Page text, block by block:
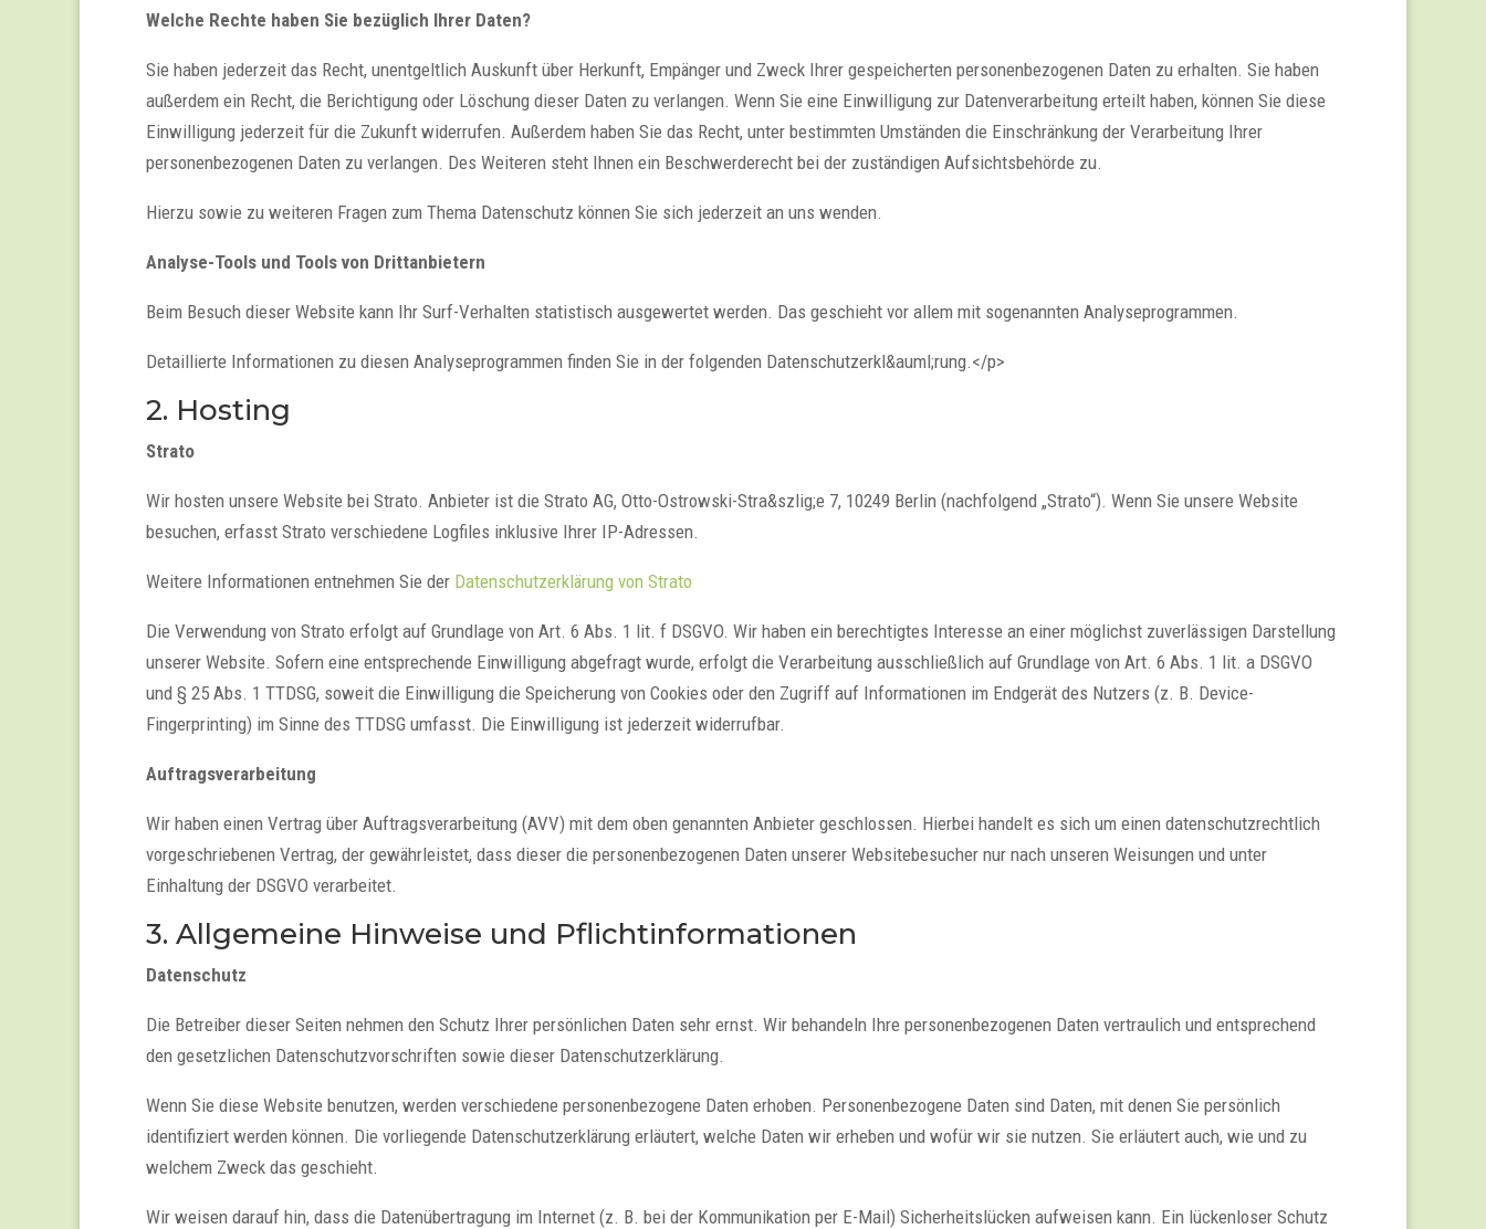
Welche Rechte haben Sie bezüglich Ihrer Daten?
Sie haben jederzeit das Recht, unentgeltlich Auskunft über Herkunft, Empänger und Zweck Ihrer gespeicherten personenbezogenen Daten zu erhalten. Sie haben
außerdem ein Recht, die Berichtigung oder Löschung dieser Daten zu verlangen. Wenn Sie eine Einwilligung zur Datenverarbeitung erteilt haben, können Sie diese
Einwilligung jederzeit für die Zukunft widerrufen. Außerdem haben Sie das Recht, unter bestimmten Umständen die Einschränkung der Verarbeitung Ihrer
personenbezogenen Daten zu verlangen. Des Weiteren steht Ihnen ein Beschwerderecht bei der zuständigen Aufsichtsbehörde zu.
Hierzu sowie zu weiteren Fragen zum Thema Datenschutz können Sie sich jederzeit an uns wenden.
Analyse-Tools und Tools von Drittanbietern
Beim Besuch dieser Website kann Ihr Surf-Verhalten statistisch ausgewertet werden. Das geschieht vor allem mit sogenannten Analyseprogrammen.
Detaillierte Informationen zu diesen Analyseprogrammen finden Sie in der folgenden Datenschutzerkl&auml;rung.</p>
2. Hosting
Strato
Wir hosten unsere Website bei Strato. Anbieter ist die Strato AG, Otto-Ostrowski-Stra&szlig;e 7, 10249 Berlin (nachfolgend „Strato“). Wenn Sie unsere Website
besuchen, erfasst Strato verschiedene Logfiles inklusive Ihrer IP-Adressen.
Weitere Informationen entnehmen Sie der Datenschutzerklärung von Strato
Die Verwendung von Strato erfolgt auf Grundlage von Art. 6 Abs. 1 lit. f DSGVO. Wir haben ein berechtigtes Interesse an einer möglichst zuverlässigen Darstellung
unserer Website. Sofern eine entsprechende Einwilligung abgefragt wurde, erfolgt die Verarbeitung ausschließlich auf Grundlage von Art. 6 Abs. 1 lit. a DSGVO
und § 25 Abs. 1 TTDSG, soweit die Einwilligung die Speicherung von Cookies oder den Zugriff auf Informationen im Endgerät des Nutzers (z. B. Device-
Fingerprinting) im Sinne des TTDSG umfasst. Die Einwilligung ist jederzeit widerrufbar.
Auftragsverarbeitung
Wir haben einen Vertrag über Auftragsverarbeitung (AVV) mit dem oben genannten Anbieter geschlossen. Hierbei handelt es sich um einen datenschutzrechtlich
vorgeschriebenen Vertrag, der gewährleistet, dass dieser die personenbezogenen Daten unserer Websitebesucher nur nach unseren Weisungen und unter
Einhaltung der DSGVO verarbeitet.
3. Allgemeine Hinweise und Pflichtinformationen
Datenschutz
Die Betreiber dieser Seiten nehmen den Schutz Ihrer persönlichen Daten sehr ernst. Wir behandeln Ihre personenbezogenen Daten vertraulich und entsprechend
den gesetzlichen Datenschutzvorschriften sowie dieser Datenschutzerklärung.
Wenn Sie diese Website benutzen, werden verschiedene personenbezogene Daten erhoben. Personenbezogene Daten sind Daten, mit denen Sie persönlich
identifiziert werden können. Die vorliegende Datenschutzerklärung erläutert, welche Daten wir erheben und wofür wir sie nutzen. Sie erläutert auch, wie und zu
welchem Zweck das geschieht.
Wir weisen darauf hin, dass die Datenübertragung im Internet (z. B. bei der Kommunikation per E-Mail) Sicherheitslücken aufweisen kann. Ein lückenloser Schutz